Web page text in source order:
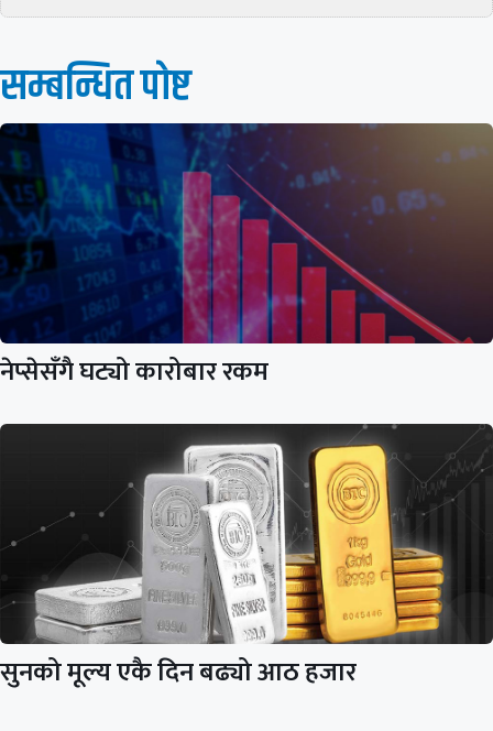
सम्बन्धित पाेष्ट
नेप्सेसँगै घट्यो कारोबार रकम
सुनको मूल्य एकै दिन बढ्यो आठ हजार